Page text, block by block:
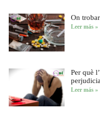
On
Leer más »
Per què
Leer más »